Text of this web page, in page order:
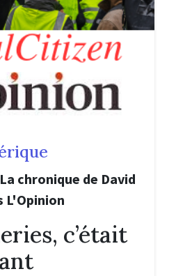
chronique de David
L'Opinion
c’était